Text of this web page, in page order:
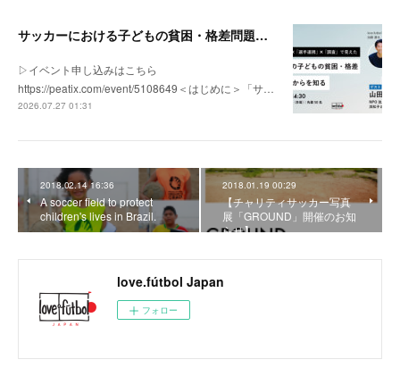
サッカーにおける子どもの貧困・格差問題の現状 | 「社会とサッカー」vol.1
▷イベント申し込みはこちら
https://peatix.com/event/5108649＜はじめに＞「サ…
2026.07.27 01:31
2018.02.14 16:36
A soccer field to protect
children's lives in Brazil.
2018.01.19 00:29
【チャリティサッカー写真
展「GROUND」開催のお知
らせ】
love.fútbol Japan
フォロー